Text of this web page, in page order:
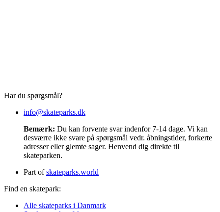
Har du spørgsmål?
info@skateparks.dk
Bemærk: Du kan forvente svar indenfor 7-14 dage. Vi kan
desværre ikke svare på spørgsmål vedr. åbningstider, forkerte
adresser eller glemte sager. Henvend dig direkte til
skateparken.
Part ofskateparks.world
Find en skatepark:
Alle skateparks i Danmark